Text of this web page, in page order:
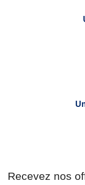
Recevez nos